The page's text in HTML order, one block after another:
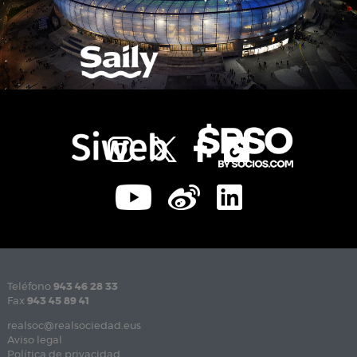
Teléfono 943 46 28 33
Fax 943 45 89 41
realsoc@realsociedad.eus
Aviso legal
Política de privacidad